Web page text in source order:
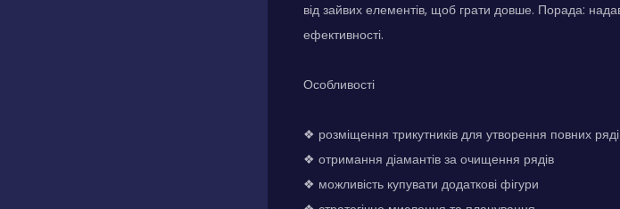
від зайвих елементів, щоб грати довше. Порада:
ефективності.
Особливості
❖ розміщення трикутників для утворення повних
❖ отримання діамантів за очищення рядів
❖ можливість купувати додаткові фігури